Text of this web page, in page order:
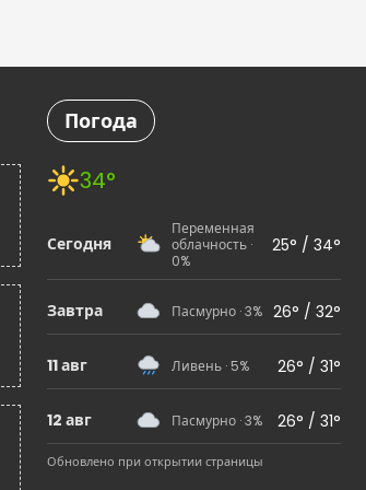
Погода
34°
Сегодня
Переменная
облачность ·
0%
25° / 34°
Завтра Пасмурно · 3% 26° / 32°
11 авг Ливень · 5% 26° / 31°
12 авг Пасмурно · 3% 26° / 31°
Обновлено при открытии страницы